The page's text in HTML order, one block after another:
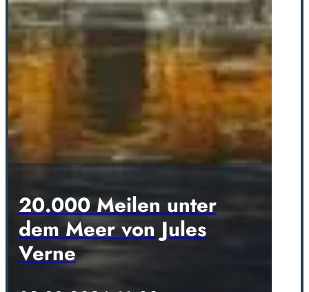
20.000 Meilen unter
dem Meer von Jules
Verne